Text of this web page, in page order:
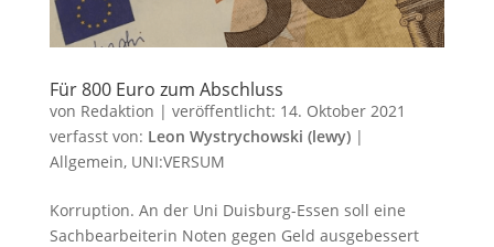
Für 800 Euro zum Abschluss
von Redaktion | veröffentlicht: 14. Oktober 2021
verfasst von: Leon Wystrychowski (lewy)|
Allgemein, UNI:VERSUM
Korruption. An der Uni Duisburg-Essen soll eine
Sachbearbeiterin Noten gegen Geld ausgebessert